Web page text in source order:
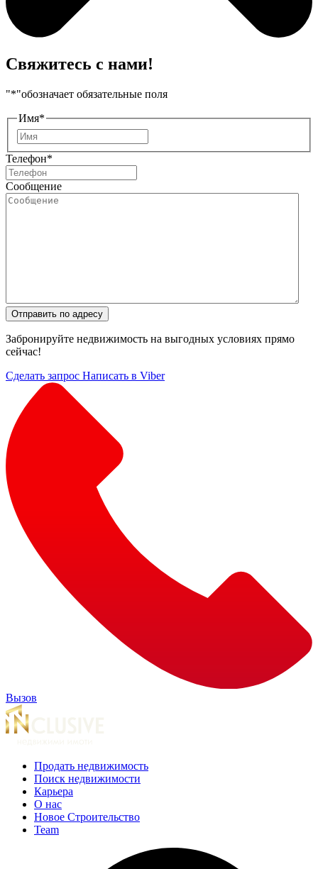
Свяжитесь с нами!
"*"обозначает обязательные поля
Имя*
Телефон*
Сообщение
Отправить по адресу
Забронируйте недвижимость на выгодных условиях прямо
сейчас!
Сделать запрос Написать в Viber
Вызов
Продать недвижимость
Поиск недвижимости
Карьера
О нас
Новое Строительство
Team